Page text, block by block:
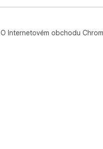
O Internetovém obchodu